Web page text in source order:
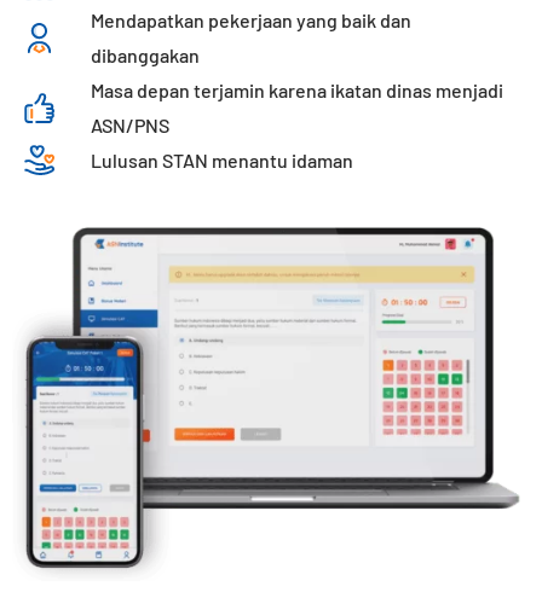
Mendapatkan pekerjaan yang baik dan
dibanggakan
Masa depan terjamin karena ikatan dinas menjadi
ASN/PNS
Lulusan STAN menantu idaman